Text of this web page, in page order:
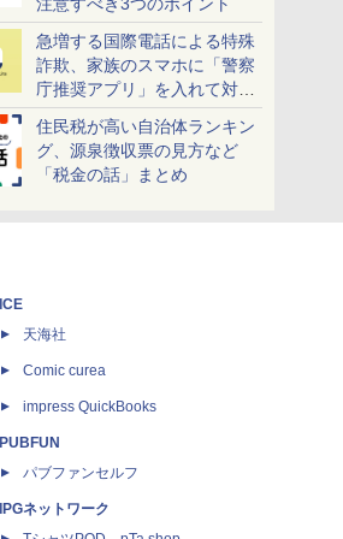
急増する国際電話による特殊
詐欺、家族のスマホに「警察
庁推奨アプリ」を入れて対策
しよう！
住民税が高い自治体ランキン
グ、源泉徴収票の見方など
「税金の話」まとめ
ICE
天海社
Comic curea
impress QuickBooks
PUBFUN
パブファンセルフ
IPGネットワーク